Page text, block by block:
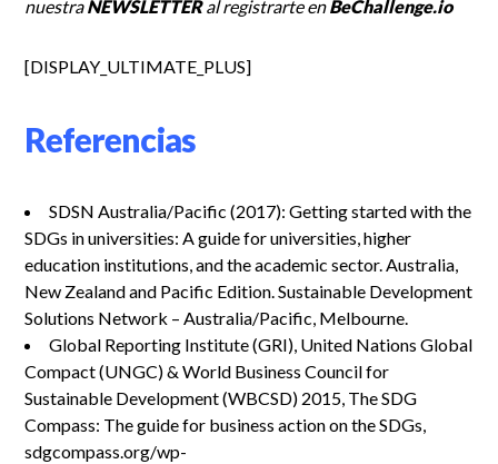
nuestraNEWSLETTERal registrarte enBeChallenge.io
[DISPLAY_ULTIMATE_PLUS]
Referencias
SDSN Australia/Pacific (2017): Getting started with the
SDGs in universities: A guide for universities, higher
education institutions, and the academic sector. Australia,
New Zealand and Pacific Edition. Sustainable Development
Solutions Network – Australia/Pacific, Melbourne.
Global Reporting Institute (GRI), United Nations Global
Compact (UNGC) & World Business Council for
Sustainable Development (WBCSD) 2015, The SDG
Compass: The guide for business action on the SDGs,
sdgcompass.org/wp-